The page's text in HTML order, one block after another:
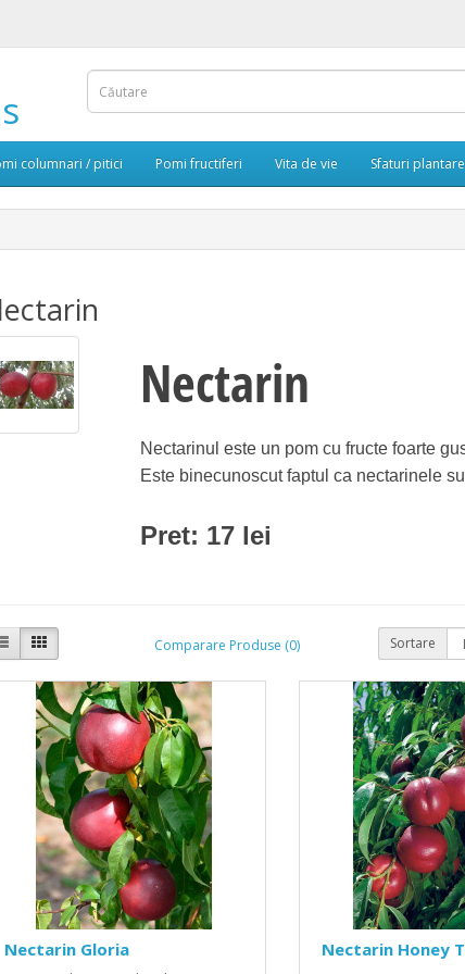
columnari / pitici Pomi fructiferi Vita de vie Sfaturi
Nectarin
Nectarinul este un pom cu fructe foarte
Este binecunoscut faptul ca nectarinele
Pret: 17 lei
Comparare Produse (0) Sortare
Nectarin Gloria Nectarin Honey